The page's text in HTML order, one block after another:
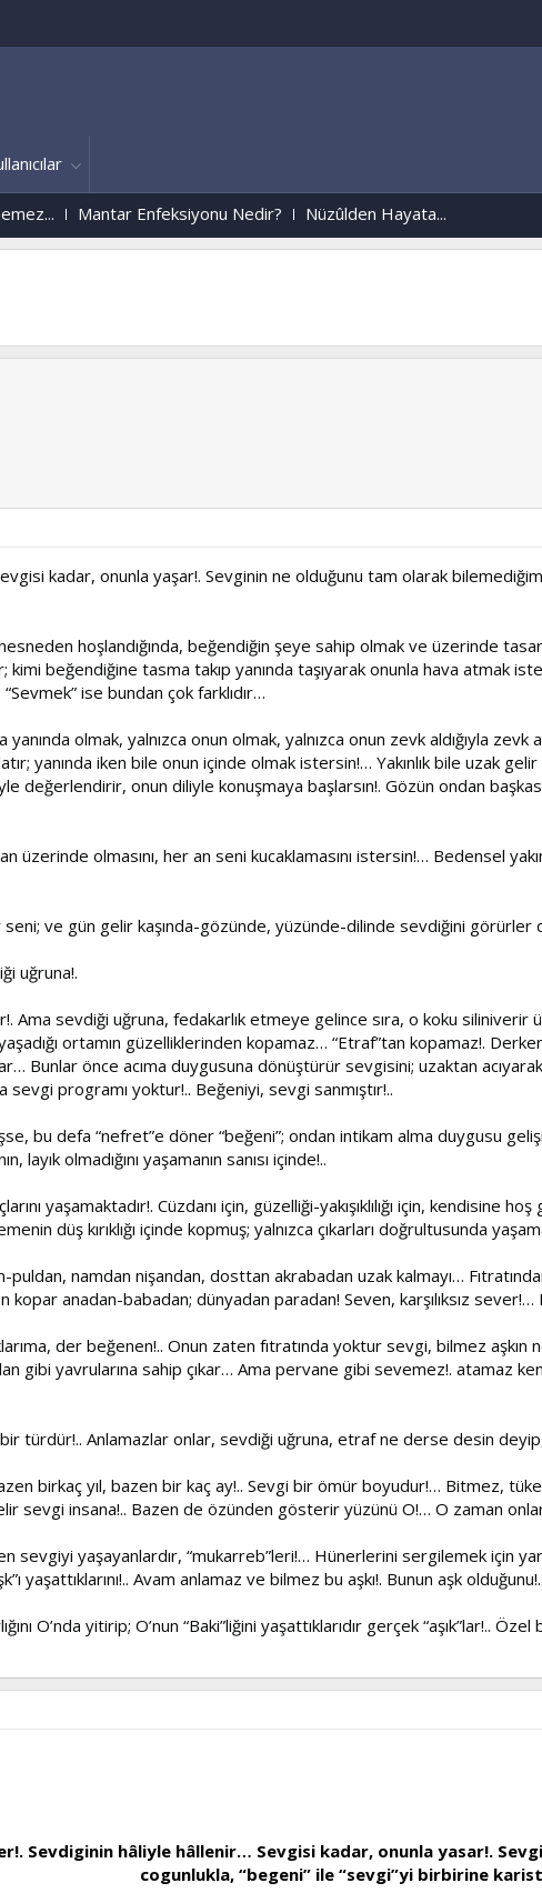
Enfeksiyonu Nedir? Nüzûlden Hayata...
kadar, onunla yaşar!. Sevginin ne olduğunu tam olarak
nesneden hoşlandığında, beğendiğin şeye sahip olmak ve üzerinde
beğendiğine tasma takıp yanında taşıyarak onunla hava atmak
ise bundan çok farklıdır…
olmak, yalnızca onun olmak, yalnızca onun zevk aldığıyla
yanında iken bile onun içinde olmak istersin!… Yakınlık bile uzak
değerlendirir, onun diliyle konuşmaya başlarsın!. Gözün ondan
üzerinde olmasını, her an seni kucaklamasını istersin!… Bedensel
ve gün gelir kaşında-gözünde, yüzünde-dilinde sevdiğini
uğruna!.
Ama sevdiği uğruna, fedakarlık etmeye gelince sıra, o koku
ortamın güzelliklerinden kopamaz… “Etraf”tan kopamaz!.
Bunlar önce acıma duygusuna dönüştürür sevgisini; uzaktan
sevgi programı yoktur!.. Beğeniyi, sevgi sanmıştır!..
bu defa “nefret”e döner “beğeni”; ondan intikam alma duygusu
olmadığını yaşamanın sanısı içinde!..
yaşamaktadır!. Cüzdanı için, güzelliği-yakışıklılığı için, kendisine
düş kırıklığı içinde kopmuş; yalnızca çıkarları doğrultusunda
puldan, namdan nişandan, dosttan akrabadan uzak kalmayı…
anadan-babadan; dünyadan paradan! Seven, karşılıksız sever!…
der beğenen!.. Onun zaten fıtratında yoktur sevgi, bilmez aşkın
gibi yavrularına sahip çıkar… Ama pervane gibi sevemez!. atamaz
türdür!.. Anlamazlar onlar, sevdiği uğruna, etraf ne derse desin
birkaç yıl, bazen bir kaç ay!.. Sevgi bir ömür boyudur!… Bitmez,
sevgi insana!.. Bazen de özünden gösterir yüzünü O!… O zaman onlar
yaşayanlardır, “mukarreb”leri!… Hünerlerini sergilemek için
yaşattıklarını!.. Avam anlamaz ve bilmez bu aşkı!. Bunun aşk olduğunu!..
O’nda yitirip; O’nun “Baki”liğini yaşattıklarıdır gerçek “aşık”lar!..
Sevdiginin hâliyle hâllenir… Sevgisi kadar, onunla yasar!.
cogunlukla, “begeni” ile “sevgi”yi birbirine